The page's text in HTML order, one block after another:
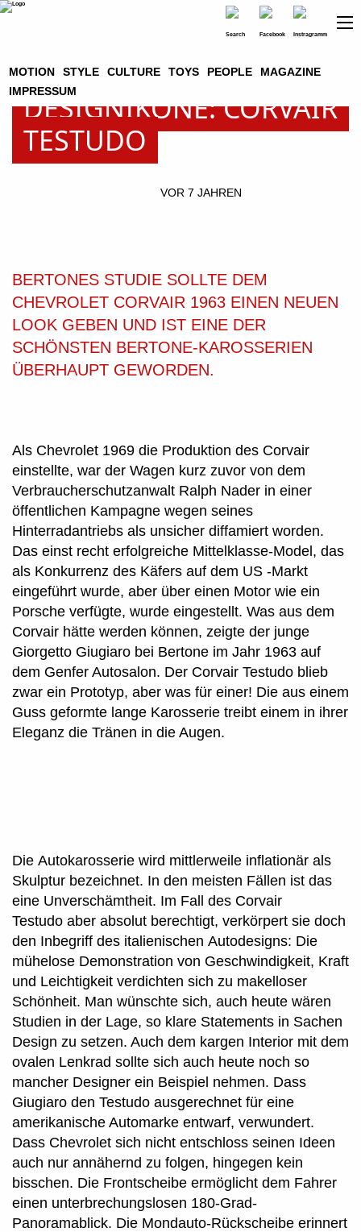
MOTION STYLE CULTURE TOYS PEOPLE
MAGAZINE
IMPRESSUM
DESIGNIKONE: CORVAIR
TESTUDO
VOR 7 JAHREN
BERTONES STUDIE SOLLTE DEM
CHEVROLET CORVAIR 1963 EINEN NEUEN
LOOK GEBEN UND IST EINE DER
SCHÖNSTEN BERTONE-KAROSSERIEN
ÜBERHAUPT GEWORDEN.
Als Chevrolet 1969 die Produktion des Corvair
einstellte, war der Wagen kurz zuvor von dem
Verbraucherschutzanwalt Ralph Nader in einer
öffentlichen Kampagne wegen seines
Hinterradantriebs als unsicher diffamiert worden.
Das einst recht erfolgreiche Mittelklasse-Model, das
als Konkurrenz des Käfers auf dem US -Markt
eingeführt wurde, aber über einen Motor wie ein
Porsche verfügte, wurde eingestellt. Was aus dem
Corvair hätte werden können, zeigte der junge
Giorgetto Giugiaro bei Bertone im Jahr 1963 auf
dem Genfer Autosalon. Der Corvair Testudo blieb
zwar ein Prototyp, aber was für einer! Die aus einem
Guss geformte lange Karosserie treibt einem in ihrer
Eleganz die Tränen in die Augen.
Die Autokarosserie wird mittlerweile inflationär als
Skulptur bezeichnet. In den meisten Fällen ist das
eine Unverschämtheit. Im Fall des Corvair
Testudo aber absolut berechtigt, verkörpert sie doch
den Inbegriff des italienischen Autodesigns: Die
mühelose Demonstration von Geschwindigkeit, Kraft
und Leichtigkeit verdichten sich zu makelloser
Schönheit. Man wünschte sich, auch heute wären
Studien in der Lage, so klare Statements in Sachen
Design zu setzen. Auch dem kargen Interior mit dem
ovalen Lenkrad sollte sich auch heute noch so
mancher Designer ein Beispiel nehmen. Dass
Giugiaro den Testudo ausgerechnet für eine
amerikanische Automarke entwarf, verwundert.
Dass Chevrolet sich nicht entschloss seinen Ideen
auch nur annähernd zu folgen, hingegen kein
bisschen. Die Frontscheibe ermöglicht dem Fahrer
einen unterbrechungslosen 180-Grad-
Panoramablick. Die Mondauto-Rückscheibe erinnert